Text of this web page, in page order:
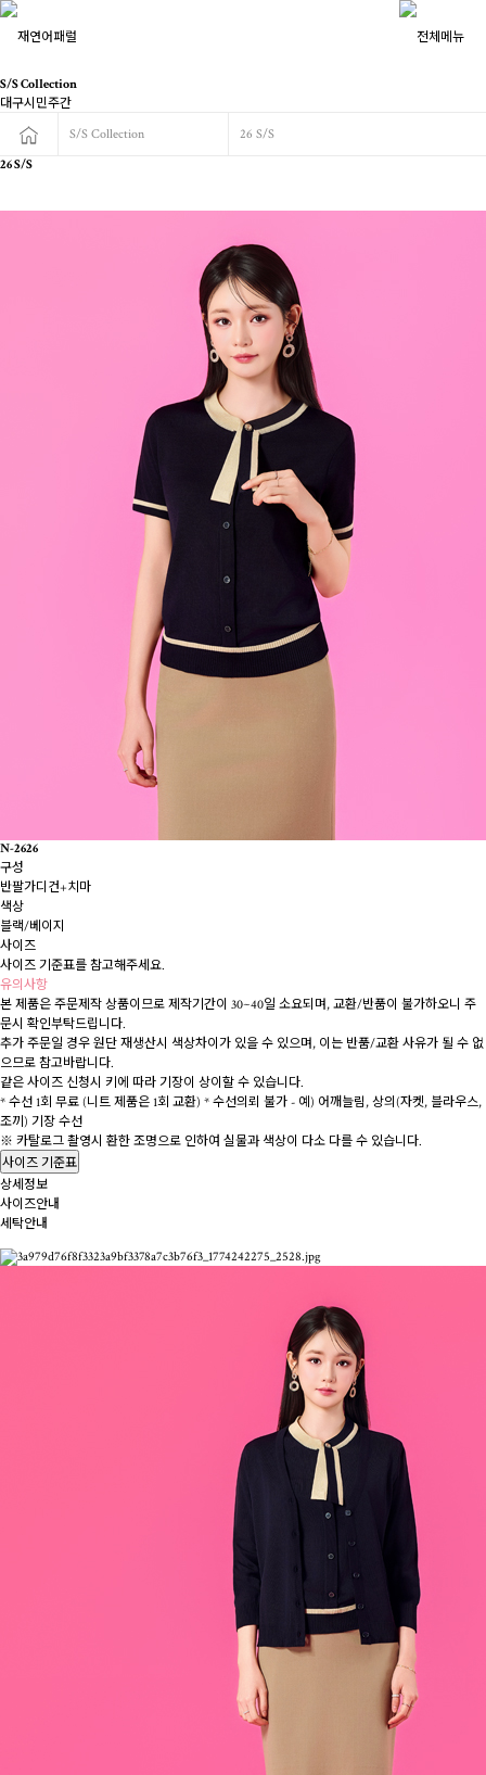
S/S Collection
대구시민주간
S/S Collection
26 S/S
26 S/S
N-2626
구성
반팔가디건+치마
색상
블랙/베이지
사이즈
사이즈 기준표를 참고해주세요.
유의사항
본 제품은 주문제작 상품이므로 제작기간이 30~40일 소요되며, 교환/반품이 불가하오니 주
문시 확인부탁드립니다.
추가 주문일 경우 원단 재생산시 색상차이가 있을 수 있으며, 이는 반품/교환 사유가 될 수 없
으므로 참고바랍니다.
같은 사이즈 신청시 키에 따라 기장이 상이할 수 있습니다.
* 수선 1회 무료 (니트 제품은 1회 교환) * 수선의뢰 불가 - 예) 어깨늘림, 상의(자켓, 블라우스,
조끼) 기장 수선
※ 카탈로그 촬영시 환한 조명으로 인하여 실물과 색상이 다소 다를 수 있습니다.
사이즈 기준표
상세정보
사이즈안내
세탁안내